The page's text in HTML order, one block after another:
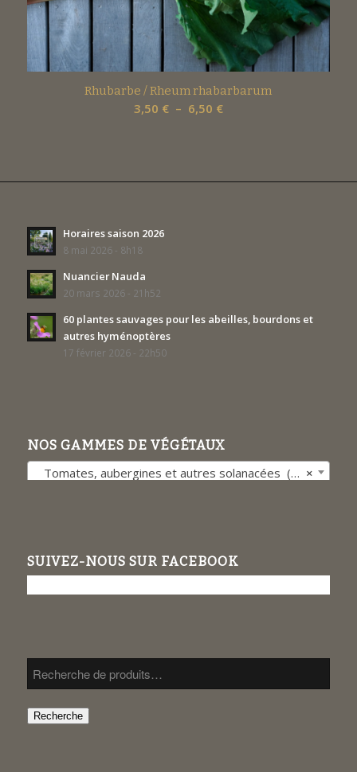
Rhubarbe / Rheum rhabarbarum
3,50 € – 6,50 €Plage
à
Horaires saison 2026
8 mai 2026 - 8h18
Nuancier Nauda
20 mars 2026 - 21h52
60 plantes sauvages pour les abeilles, bourdons et
autres hyménoptères
17 février 2026 - 22h50
NOS GAMMES DE VÉGÉTAUX
×
Tomates, aubergines et autres solanacées (27)
SUIVEZ-NOUS SUR FACEBOOK
Recherche